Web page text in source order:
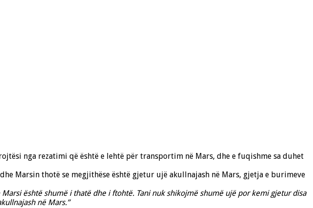
nga rezatimi që është e lehtë për transportim në Mars, dhe e fuqishme sa duhet
Marsin thotë se megjithëse është gjetur ujë akullnajash në Mars, gjetja e burimeve
është shumë i thatë dhe i ftohtë. Tani nuk shikojmë shumë ujë por kemi gjetur disa
në Mars.”